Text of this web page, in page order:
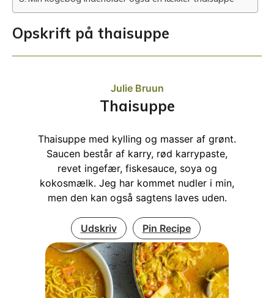
Opskrift på thaisuppe
Julie Bruun
Thaisuppe
Thaisuppe med kylling og masser af grønt.
Saucen består af karry, rød karrypaste,
revet ingefær, fiskesauce, soya og
kokosmælk. Jeg har kommet nudler i min,
men den kan også sagtens laves uden.
Udskriv Pin Recipe